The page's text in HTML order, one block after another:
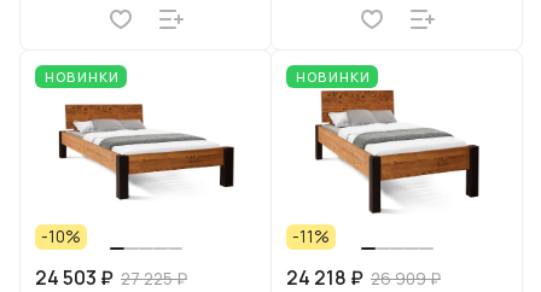
НОВИНКИ
-10%
24 503 ₽ 27 225 ₽
НОВИНКИ
-11%
24 218 ₽ 26 909 ₽